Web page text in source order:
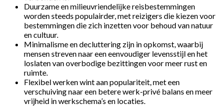
Duurzame en milieuvriendelijke reisbestemmingen
worden steeds populairder, met reizigers die kiezen voor
bestemmingen die zich inzetten voor behoud van natuur
en cultuur.
Minimalisme en decluttering zijn in opkomst, waarbij
mensen streven naar een eenvoudiger levensstijl en het
loslaten van overbodige bezittingen voor meer rust en
ruimte.
Flexibel werken wint aan populariteit, met een
verschuiving naar een betere werk-privé balans en meer
vrijheid in werkschema’s en locaties.